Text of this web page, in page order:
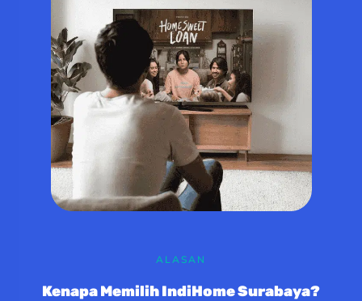
ALASAN
Kenapa Memilih IndiHome Surabaya?